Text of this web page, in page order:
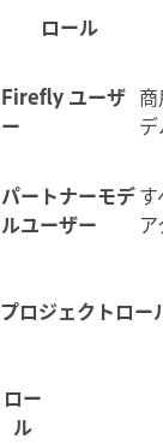
ロール
Firefly ユーザ
ー
パートナーモデ
ルユーザー
プロジェクトロー
ロー
ル